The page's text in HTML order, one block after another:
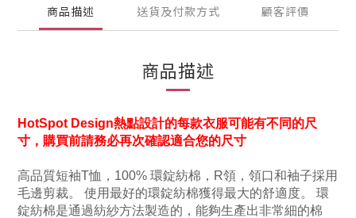
商品描述 送貨及付款方式 顧客評價
商品描述
HotSpot Design熱點設計的每款衣服可能有不同的尺
寸，購買前請務必再次確認適合您的尺寸
高品質短袖T恤，100% 環錠紡棉，R領，領口和袖子採用
毛邊剪裁。 使用最好的環錠紡棉獲得最大的舒適度。 環
錠紡棉是通過紡紗方法製造的，能夠生產出非常細的棉